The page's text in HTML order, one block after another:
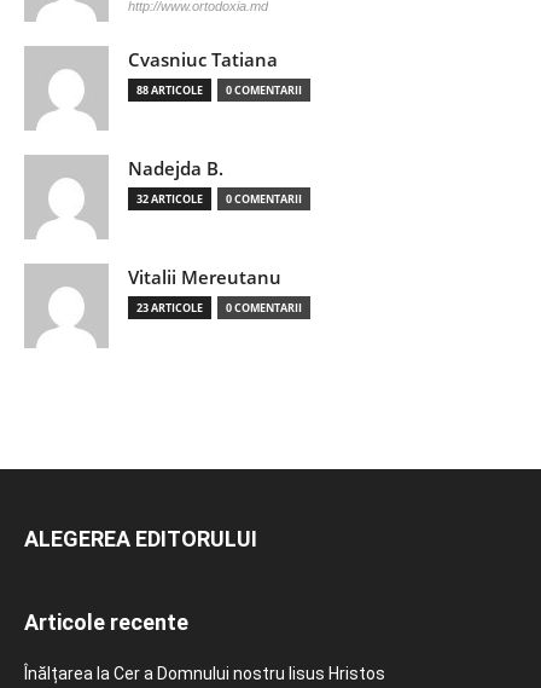
http://www.ortodoxia.md
Cvasniuc Tatiana
88 ARTICOLE 0 COMENTARII
Nadejda B.
32 ARTICOLE 0 COMENTARII
Vitalii Mereutanu
23 ARTICOLE 0 COMENTARII
ALEGEREA EDITORULUI
Articole recente
Înălțarea la Cer a Domnului nostru Iisus Hristos